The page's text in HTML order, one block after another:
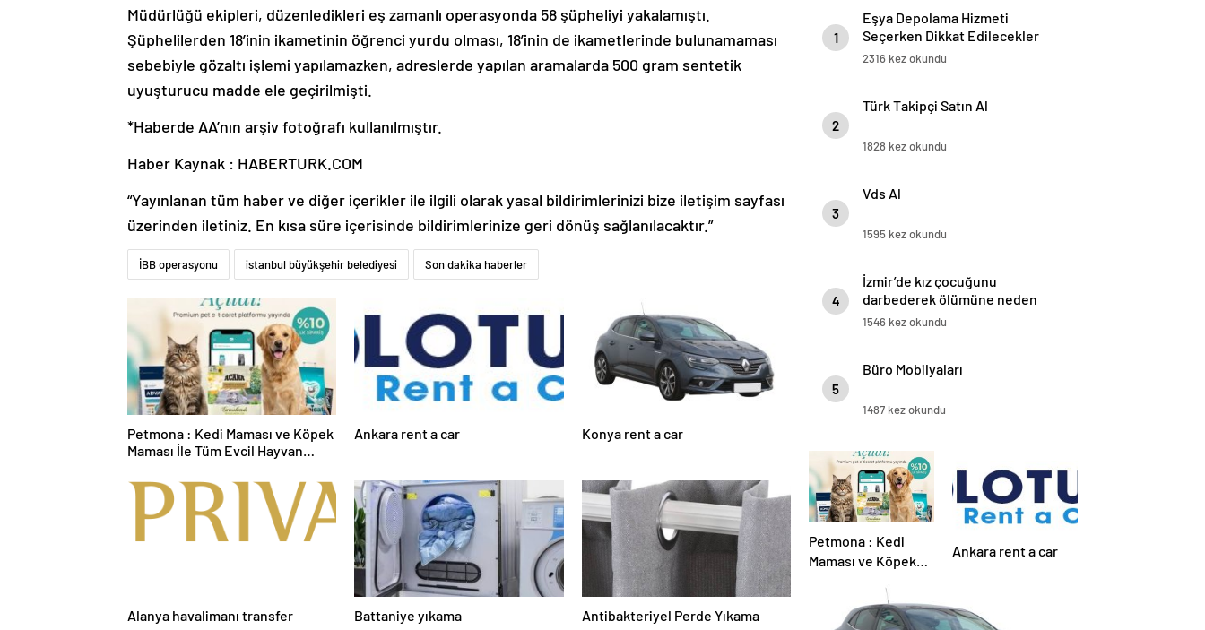
Müdürlüğü ekipleri, düzenledikleri eş zamanlı operasyonda 58 şüpheliyi yakalamıştı.
Şüphelilerden 18’inin ikametinin öğrenci yurdu olması, 18’inin de ikametlerinde bulunamaması
sebebiyle gözaltı işlemi yapılamazken, adreslerde yapılan aramalarda 500 gram sentetik
uyuşturucu madde ele geçirilmişti.
*Haberde AA’nın arşiv fotoğrafı kullanılmıştır.
Haber Kaynak : HABERTURK.COM
“Yayınlanan tüm haber ve diğer içerikler ile ilgili olarak yasal bildirimlerinizi bize iletişim sayfası
üzerinden iletiniz. En kısa süre içerisinde bildirimlerinize geri dönüş sağlanılacaktır.”
İBB operasyonu istanbul büyükşehir belediyesi Son dakika haberler
Petmona : Kedi Maması ve Köpek
Maması İle Tüm Evcil Hayvan
Ankara rent a car Konya rent a car
Alanya havalimanı transfer Battaniye yıkama Antibakteriyel Perde Yıkama
1
Eşya Depolama Hizmeti
Seçerken Dikkat Edilecekler
2316 kez okundu
2
Türk Takipçi Satın Al
1828 kez okundu
3
Vds Al
1595 kez okundu
4
İzmir’de kız çocuğunu
darbederek ölümüne neden
olan sanığın duruşması başladı
1546 kez okundu
5
Büro Mobilyaları
1487 kez okundu
Petmona : Kedi
Maması ve Köpek
Evcil Hayvan
Ürünleri
Ankara rent a car